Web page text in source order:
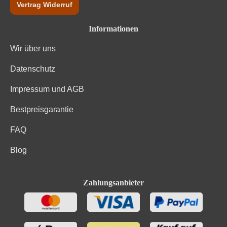
Vertrag Widerruf
Informationen
Wir über uns
Datenschutz
Impressum und AGB
Bestpreisgarantie
FAQ
Blog
Zahlungsanbieter